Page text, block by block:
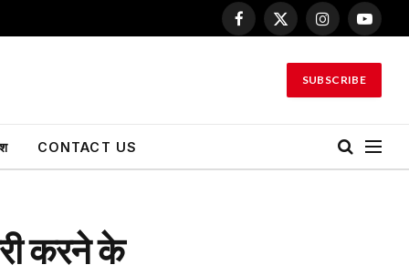
Facebook
X
Instagram
SUBSCRIBE
CONTACT US
करने के